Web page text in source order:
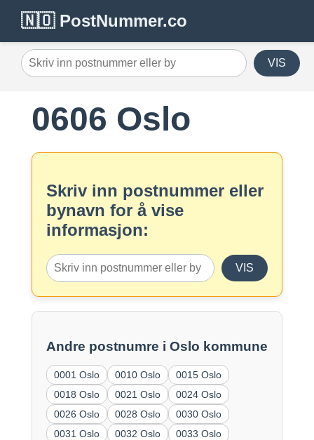
🇳🇴 PostNummer.co
VIS
0606 Oslo
Skriv inn postnummer eller
bynavn for å vise
informasjon:
VIS
Andre postnumre i Oslo kommune
0001 Oslo 0010 Oslo
0015 Oslo
0018 Oslo
0021 Oslo
0024 Oslo
0026 Oslo
0028 Oslo
0030 Oslo
0031 Oslo
0032 Oslo
0033 Oslo